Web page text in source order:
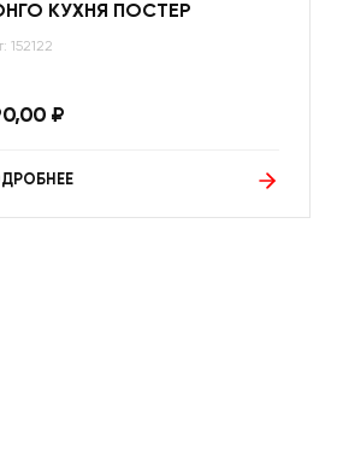
КУХНЯ ПОСТЕР
152122
₽